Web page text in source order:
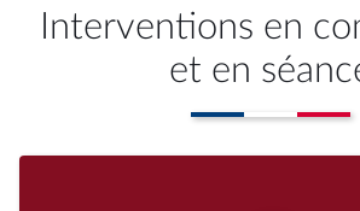
Interventions en
et en